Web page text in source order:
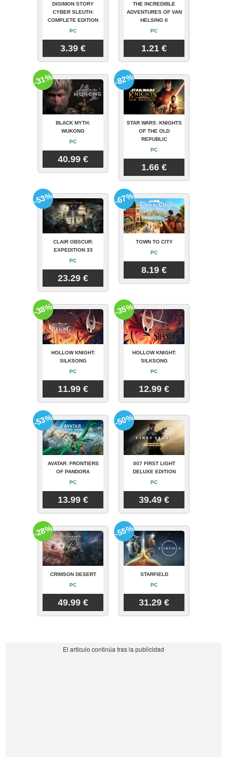
DIGIMON STORY
CYBER SLEUTH:
COMPLETE EDITION
PC
3.39 €
THE INCREDIBLE
ADVENTURES OF VAN
HELSING II
PC
1.21 €
BLACK MYTH:
WUKONG
PC
40.99 €
-31%
STAR WARS: KNIGHTS
OF THE OLD
REPUBLIC
PC
1.66 €
-82%
CLAIR OBSCUR:
EXPEDITION 33
PC
23.29 €
-53%
TOWN TO CITY
PC
8.19 €
-67%
HOLLOW KNIGHT:
SILKSONG
PC
11.99 €
-38%
HOLLOW KNIGHT:
SILKSONG
PC
12.99 €
-35%
AVATAR: FRONTIERS
OF PANDORA
PC
13.99 €
-53%
007 FIRST LIGHT
DELUXE EDITION
PC
39.49 €
-50%
CRIMSON DESERT
PC
49.99 €
-28%
STARFIELD
PC
31.29 €
-55%